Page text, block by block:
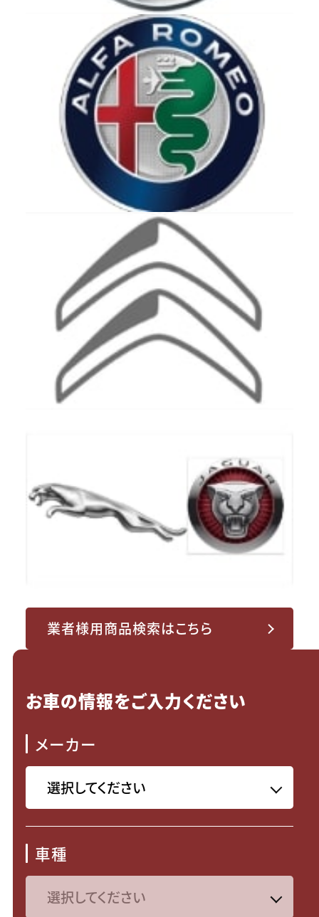
業者様用商品検索はこちら
お車の情報をご入力ください
メーカー
車種